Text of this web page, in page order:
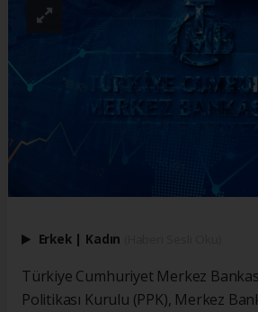
Erkek | Kadın
Türkiye Cumhuriyet Merkez
Politikası Kurulu (PPK), Merkez